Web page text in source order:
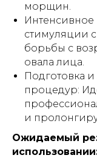
морщин.
Интенсивное
стимуляции
борьбы с
овала лица.
Подготовка и
процедур:
и
Ожидаемый
Бренд и сайт создал